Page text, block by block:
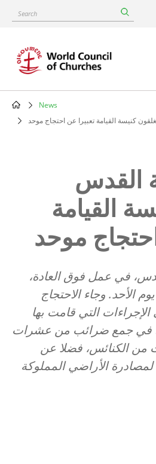
content
Search
Breadcrumb
News
كنيسة القيامة تعبيرا عن احتجاج موحد
القدس
القيامة
موحد
في عمل فوق العادة،
الأحد. وجاء الاحتجاج
التي قامت بها
في جمع ضرائب من عشرات
من الكنائس، فضلا عن
الأراضي المملوكة